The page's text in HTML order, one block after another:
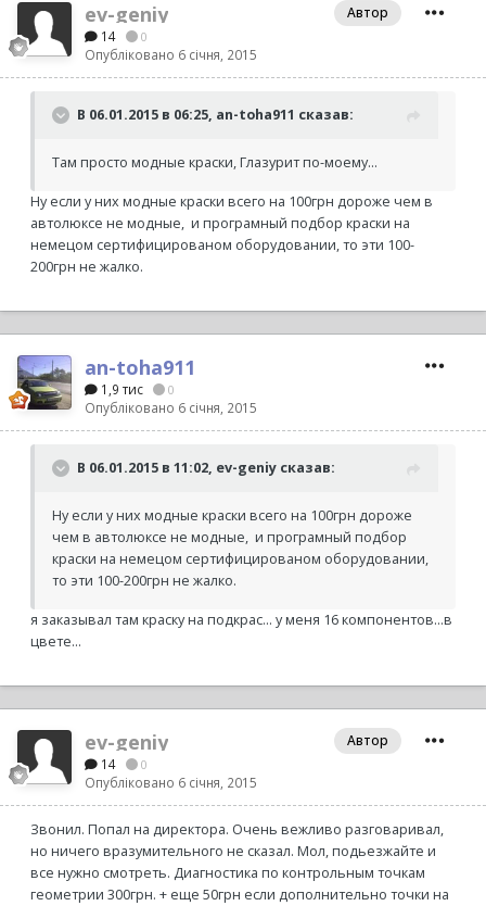
ev-geniy
14 0
Опубліковано 6 січня, 2015
Автор
В 06.01.2015 в 06:25, an-toha911 сказав:
Там просто модные краски, Глазурит по-моему...
Ну если у них модные краски всего на 100грн дороже чем в
автолюксе не модные, и програмный подбор краски на
немецом сертифицированом оборудовании, то эти 100-
200грн не жалко.
an-toha911
1,9 тис 0
Опубліковано 6 січня, 2015
В 06.01.2015 в 11:02, ev-geniy сказав:
Ну если у них модные краски всего на 100грн дороже
чем в автолюксе не модные, и програмный подбор
краски на немецом сертифицированом оборудовании,
то эти 100-200грн не жалко.
я заказывал там краску на подкрас... у меня 16 компонентов...в
цвете...
ev-geniy
14 0
Опубліковано 6 січня, 2015
Автор
Звонил. Попал на директора. Очень вежливо разговаривал,
но ничего вразумительного не сказал. Мол, подьезжайте и
все нужно смотреть. Диагностика по контрольным точкам
геометрии 300грн. + еще 50грн если дополнительно точки на